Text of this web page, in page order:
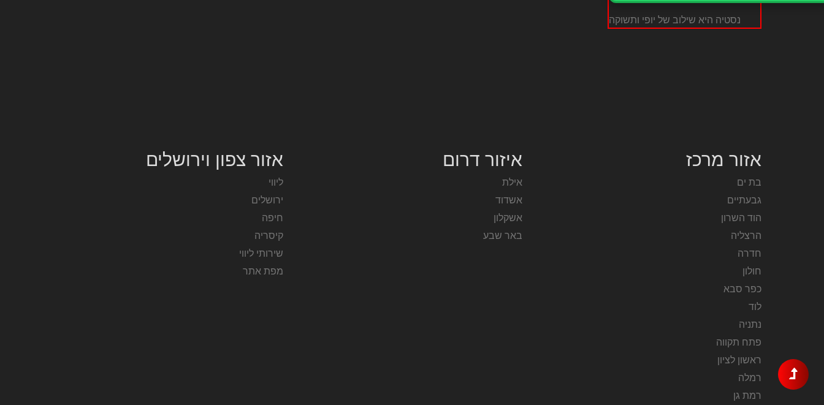
נסטיה היא שילוב של יופי ותשוקה
אזור מרכז
בת ים
גבעתיים
הוד השרון
הרצליה
חדרה
חולון
כפר סבא
לוד
נתניה
פתח תקווה
ראשון לציון
רמלה
רמת גן
איזור דרום
אילת
אשדוד
אשקלון
באר שבע
אזור צפון וירושלים
ליווי
ירושלים
חיפה
קיסריה
שירותי ליווי
מפת אתר